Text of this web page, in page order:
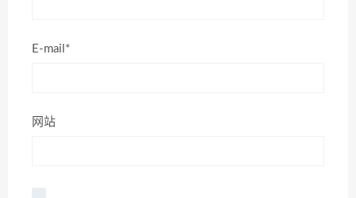
E-mail*
网站